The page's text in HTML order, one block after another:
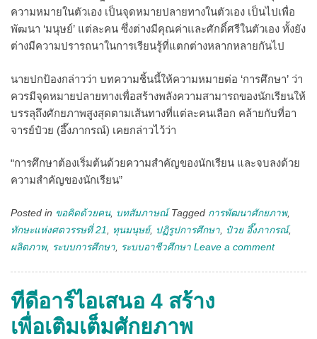
ความหมายในตัวเอง เป็นจุดหมายปลายทางในตัวเอง เป็นไปเพื่อ
พัฒนา ‘มนุษย์’ แต่ละคน ซึ่งต่างมีคุณค่าและศักดิ์ศรีในตัวเอง ทั้งยัง
ต่างมีความปรารถนาในการเรียนรู้ที่แตกต่างหลากหลายกันไป
นายปกป้องกล่าวว่า บทความชิ้นนี้ให้ความหมายต่อ ‘การศึกษา’ ว่า
ควรมีจุดหมายปลายทางเพื่อสร้างพลังความสามารถของนักเรียนให้
บรรลุถึงศักยภาพสูงสุดตามเส้นทางที่แต่ละคนเลือก คล้ายกับที่อา
จารย์ป๋วย (อึ๊งภากรณ์) เคยกล่าวไว้ว่า
“การศึกษาต้องเริ่มต้นด้วยความสําคัญของนักเรียน และจบลงด้วย
ความสําคัญของนักเรียน”
Posted in ขอคิดด้วยคน, บทสัมภาษณ์ Tagged การพัฒนาศักยภาพ,
ทักษะแห่งศตวรรษที่ 21
ทุนมนุษย์, ปฏิรูปการศึกษา ป๋วย อึ๊งภากรณ์,
ผลิตภาพ, ระบบการศึกษา ระบบอาชีวศึกษา Leave a comment
ทีดีอาร์ไอเสนอ 4 สร้าง
เพื่อเติมเต็มศักยภาพ